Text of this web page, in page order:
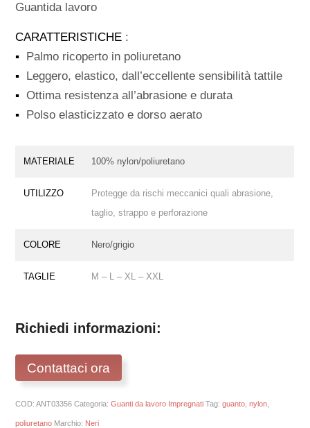
Guantida lavoro
CARATTERISTICHE :
▪ Palmo ricoperto in poliuretano
▪ Leggero, elastico, dall’eccellente sensibilità tattile
▪Ottima resistenza all’abrasione e durata
▪ Polso elasticizzato e dorso aerato
MATERIALE 100% nylon/poliuretano
UTILIZZO
Protegge da rischi meccanici quali abrasione,
taglio, strappo e perforazione
COLORE Nero/grigio
TAGLIE M – L – XL – XXL
Richiedi informazioni:
Contattaci ora
COD:ANT03356 Categoria:Guanti da lavoro Impregnati Tag:guanto ,nylon
poliuretano Marchio: Neri